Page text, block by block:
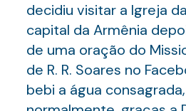
decidiu visitar a Igreja
capital da Armênia
de uma oração do
de R. R. Soares no
bebi a água